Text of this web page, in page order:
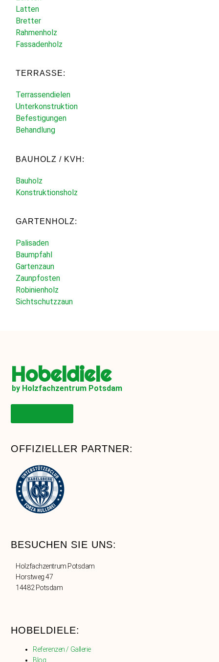
Latten
Bretter
Rahmenholz
Fassadenholz
TERRASSE:
Terrassendielen
Unterkonstruktion
Befestigungen
Behandlung
BAUHOLZ / KVH:
Bauholz
Konstruktionsholz
GARTENHOLZ:
Palisaden
Baumpfahl
Gartenzaun
Zaunpfosten
Robinienholz
Sichtschutzzaun
Hobeldiele
by Holzfachzentrum Potsdam
OFFIZIELLER PARTNER:
BESUCHEN SIE UNS:
Holzfachzentrum Potsdam
Horstweg 47
14482 Potsdam
HOBELDIELE:
Referenzen / Gallerie
Blog